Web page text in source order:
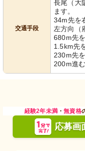
交通手段
長尾（大
ます。
34m先を
左方向（
680m先
1.5km先
230m先
200m進
経験2年未満・無資格
応募画